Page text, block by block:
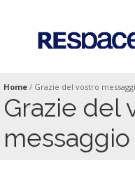
Home / Grazie del vostro
Grazie del
messaggio